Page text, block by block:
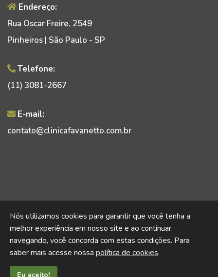
Endereço:
Rua Oscar Freire, 2549
Pinheiros | São Paulo - SP
Telefone:
(11) 3081-2667
E-mail:
contato@clinicafavanetto.com.br
Todos os direitos resservados.
Nós utilizamos cookies para garantir que você tenha a
melhor experiência em nosso site e ao continuar
navegando, você concorda com estas condições. Para
saber mais acesse nossa política de cookies.
Eu aceito!